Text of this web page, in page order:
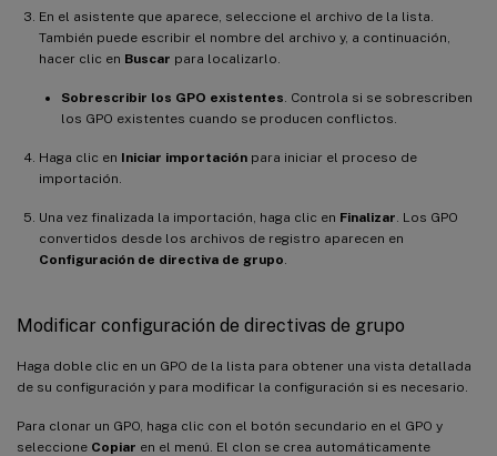
En el asistente que aparece, seleccione el archivo de la lista.
También puede escribir el nombre del archivo y, a continuación,
hacer clic en Buscar para localizarlo.
Sobrescribir los GPO existentes . Controla si se sobrescriben
los GPO existentes cuando se producen conflictos.
Haga clic en Iniciar importación para iniciar el proceso de
importación.
Una vez finalizada la importación, haga clic en Finalizar . Los GPO
convertidos desde los archivos de registro aparecen en
Configuración de directiva de grupo
Modificar configuración de directivas de grupo
Haga doble clic en un GPO de la lista para obtener una vista detallada
de su configuración y para modificar la configuración si es necesario.
Para clonar un GPO, haga clic con el botón secundario en el GPO y
seleccione Copiar en el menú. El clon se crea automáticamente